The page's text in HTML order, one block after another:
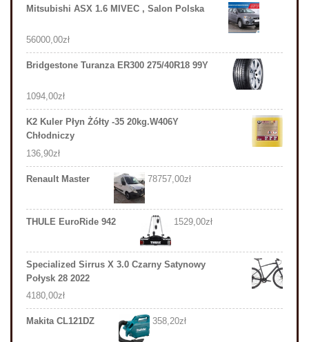
Mitsubishi ASX 1.6 MIVEC , Salon Polska
56000,00zł
Bridgestone Turanza ER300 275/40R18 99Y
1094,00zł
K2 Kuler Płyn Żółty -35 20kg.W406Y
Chłodniczy
136,90zł
Renault Master 78757,00zł
THULE EuroRide 942 1529,00zł
Specialized Sirrus X 3.0 Czarny Satynowy
Połysk 28 2022
4180,00zł
Makita CL121DZ 358,20zł